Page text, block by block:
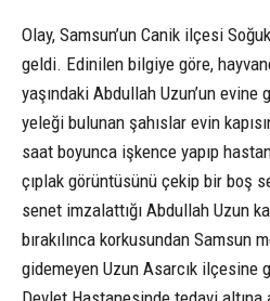
Olay, Samsun’un Canik ilçesi
geldi. Edinilen bilgiye göre,
yaşındaki Abdullah Uzun’un
yeleği bulunan şahıslar evin
saat boyunca işkence yapıp
çıplak görüntüsünü çekip bir boş
senet imzalattığı Abdullah Uzun
bırakılınca korkusundan Samsun
gidemeyen Uzun Asarcık ilçesine